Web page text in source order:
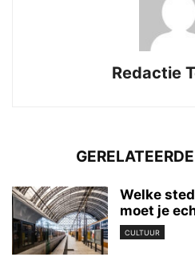
Redactie
Welke
moet je
CULTUUR